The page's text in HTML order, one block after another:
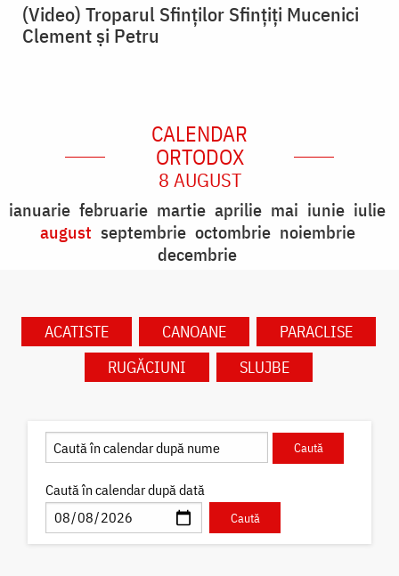
(Video) Troparul Sfinților Sfințiți Mucenici
Clement și Petru
CALENDAR
ORTODOX
8 AUGUST
ianuarie februarie martie aprilie mai iunie iulie
august septembrie octombrie noiembrie
decembrie
ACATISTE CANOANE
PARACLISE
RUGĂCIUNI
SLUJBE
Caută în calendar după dată